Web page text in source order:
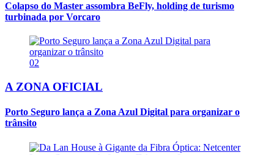
Colapso do Master assombra BeFly, holding de turismo
turbinada por Vorcaro
02
A ZONA OFICIAL
Porto Seguro lança a Zona Azul Digital para organizar o
trânsito